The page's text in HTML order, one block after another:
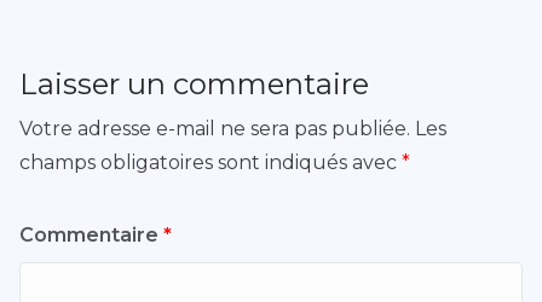
Laisser un commentaire
Votre adresse e-mail ne sera pas publiée. Les
champs obligatoires sont indiqués avec *
Commentaire *